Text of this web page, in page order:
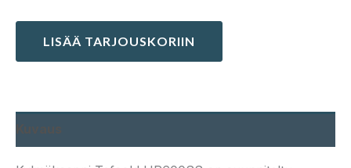
LISÄÄ TARJOUSKORIIN